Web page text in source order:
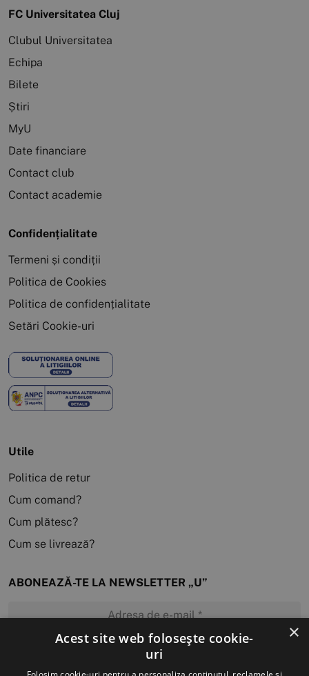
FC Universitatea Cluj
Clubul Universitatea
Echipa
Bilete
Știri
MyU
Date financiare
Contact club
Contact academie
Confidențialitate
Termeni și condiții
Politica de Cookies
Politica de confidențialitate
Setări Cookie-uri
Utile
Politica de retur
Cum comand?
Cum plătesc?
Cum se livrează?
ABONEAZĂ-TE LA NEWSLETTER „U”
MĂ ABONEZ
×
Acest site web folosește cookie-
uri